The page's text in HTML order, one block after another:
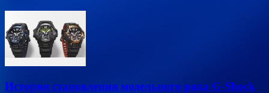
История становления модельного ряда G-Shock